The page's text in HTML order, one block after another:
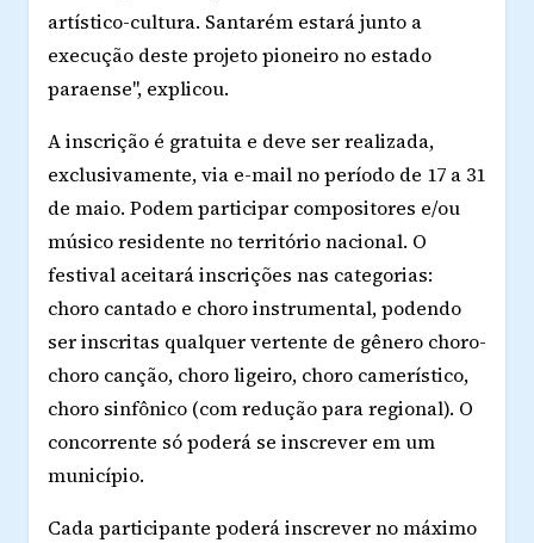
artístico-cultura. Santarém estará junto a
execução deste projeto pioneiro no estado
paraense", explicou.
A inscrição é gratuita e deve ser realizada,
exclusivamente, via e-mail no período de 17 a 31
de maio. Podem participar compositores e/ou
músico residente no território nacional. O
festival aceitará inscrições nas categorias:
choro cantado e choro instrumental, podendo
ser inscritas qualquer vertente de gênero choro-
choro canção, choro ligeiro, choro camerístico,
choro sinfônico (com redução para regional). O
concorrente só poderá se inscrever em um
município.
Cada participante poderá inscrever no máximo